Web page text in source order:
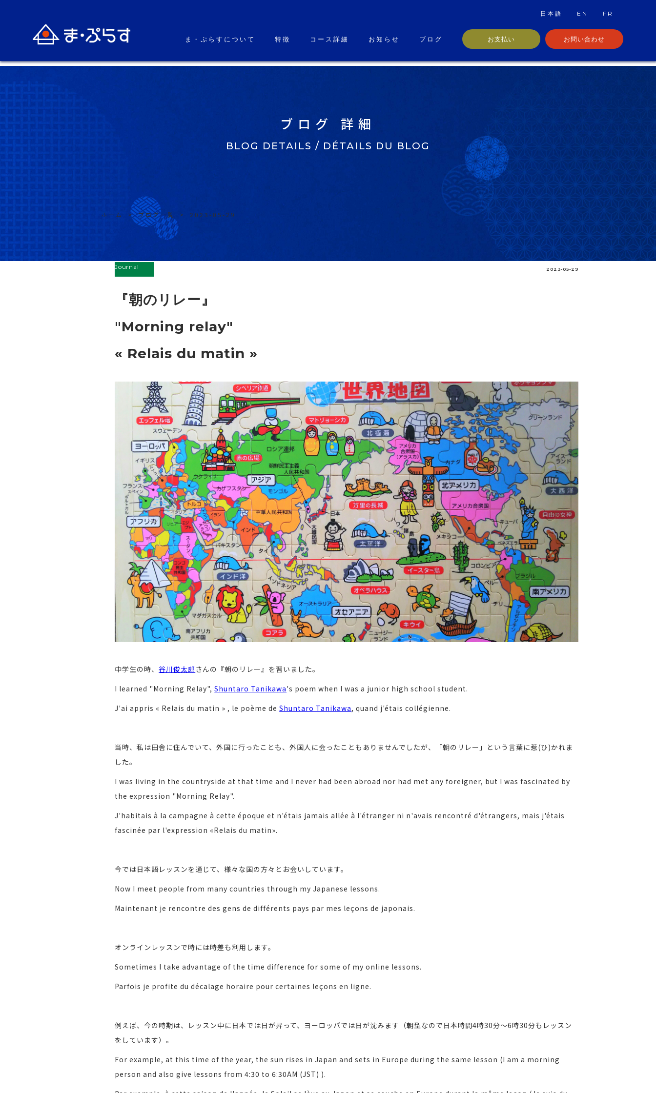
日本語 EN FR
ま・ぷらすについて 特徴 コース詳細 お知らせ ブログ お支払い お問い合わせ
ブログ 詳細
BLOG DETAILS / DÉTAILS DU BLOG
ホーム > ブログ一覧 > 2023-05-29
Journal 2023-05-29
『朝のリレー』
"Morning relay"
« Relais du matin »
中学生の時、谷川俊太郎 さんの『朝のリレー』を習いました。
I learned "Morning Relay",Shuntaro Tanikawa's poem when I was a junior high school student.
J'ai appris « Relais du matin » , le poème deShuntaro Tanikawa, quand j'étais collégienne.
当時、私は田舎に住んでいて、外国に行ったことも、外国人に会ったこともありませんでしたが、「朝のリレー」という言葉に惹(ひ)かれま
した。
I was living in the countryside at that time and I never had been abroad nor had met any foreigner, but I was fascinated by
the expression "Morning Relay".
J'habitais à la campagne à cette époque et n'étais jamais allée à l'étranger ni n'avais rencontré d'étrangers, mais j'étais
fascinée par l'expression «Relais du matin».
今では日本語レッスンを通じて、様々な国の方々とお会いしています。
Now I meet people from many countries through my Japanese lessons.
Maintenant je rencontre des gens de différents pays par mes leçons de japonais.
オンラインレッスンで時には時差も利用します。
Sometimes I take advantage of the time difference for some of my online lessons.
Parfois je profite du décalage horaire pour certaines leçons en ligne.
例えば、今の時期は、レッスン中に日本では日が昇って、ヨーロッパでは日が沈みます（朝型なので日本時間4時30分～6時30分もレッスン
をしています）。
For example, at this time of the year, the sun rises in Japan and sets in Europe during the same lesson (I am a morning
person and also give lessons from 4:30 to 6:30AM (JST) ).